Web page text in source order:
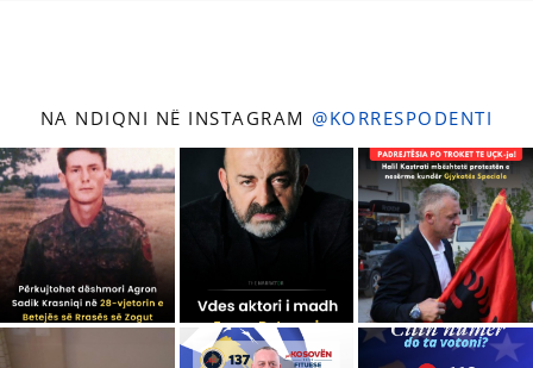
NA NDIQNI NË INSTAGRAM @KORRESPODENTI